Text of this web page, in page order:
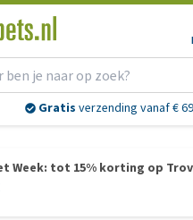
Gratis verzending vanaf €
Week: tot 15% korting op